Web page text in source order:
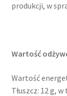
produkcji, w
Wartość
Wartość
Tłuszcz: 12 g,